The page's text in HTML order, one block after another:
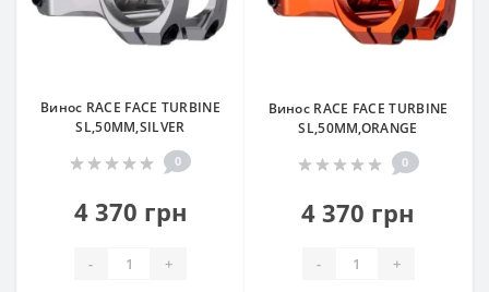
Винос RACE FACE TURBINE
SL,50MM,SILVER
0
4 370 грн
- +
Винос RACE FACE TURBINE
SL,50MM,ORANGE
0
4 370 грн
- +